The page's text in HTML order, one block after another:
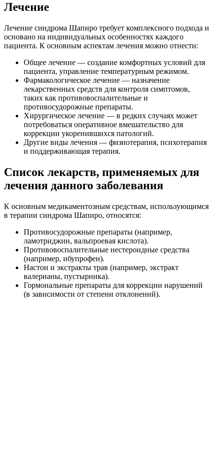
Лечение
Лечение синдрома Шапиро требует комплексного подхода и
основано на индивидуальных особенностях каждого
пациента. К основным аспектам лечения можно отнести:
Общее лечение — создание комфортных условий для
пациента, управление температурным режимом.
Фармакологическое лечение — назначение
лекарственных средств для контроля симптомов,
таких как противовоспалительные и
противосудорожные препараты.
Хирургическое лечение — в редких случаях может
потребоваться оперативное вмешательство для
коррекции укоренившихся патологий.
Другие виды лечения — физиотерапия, психотерапия
и поддерживающая терапия.
Список лекарств, применяемых для
лечения данного заболевания
К основным медикаментозным средствам, использующимся
в терапии синдрома Шапиро, относятся:
Противосудорожные препараты (например,
ламотриджин, вальпроевая кислота).
Противовоспалительные нестероидные средства
(например, ибупрофен).
Настои и экстракты трав (например, экстракт
валерианы, пустырника).
Гормональные препараты для коррекции нарушений
(в зависимости от степени отклонений).